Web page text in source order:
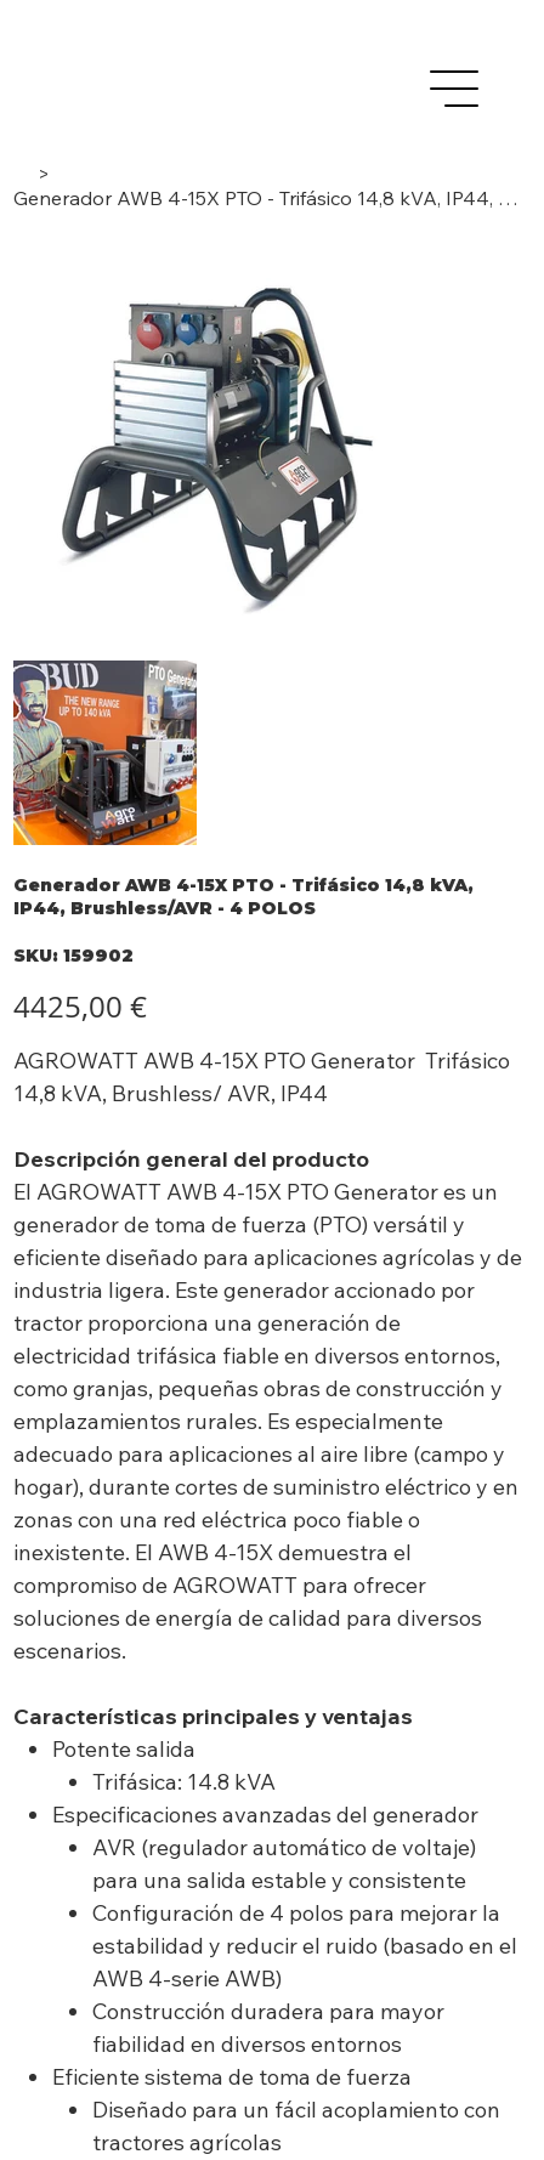
>
Generador AWB 4-15X PTO - Trifásico 14,8 kVA, IP44, Brushless/AVR - 4 POLOS
Generador AWB 4-15X PTO - Trifásico 14,8 kVA,
IP44, Brushless/AVR - 4 POLOS
SKU: SKU
159902
159902
4425,00 €
AGROWATT AWB 4-15X PTO Generator Trifásico
14,8 kVA, Brushless/ AVR, IP44
Descripción general del producto
El AGROWATT AWB 4-15X PTO Generator es un
generador de toma de fuerza (PTO) versátil y
eficiente diseñado para aplicaciones agrícolas y de
industria ligera. Este generador accionado por
tractor proporciona una generación de
electricidad trifásica fiable en diversos entornos,
como granjas, pequeñas obras de construcción y
emplazamientos rurales. Es especialmente
adecuado para aplicaciones al aire libre (campo y
hogar), durante cortes de suministro eléctrico y en
zonas con una red eléctrica poco fiable o
inexistente. El AWB 4-15X demuestra el
compromiso de AGROWATT para ofrecer
soluciones de energía de calidad para diversos
escenarios.
Características principales y ventajas
Potente salida
Trifásica: 14.8 kVA
Especificaciones avanzadas del generador
AVR (regulador automático de voltaje)
para una salida estable y consistente
Configuración de 4 polos para mejorar la
estabilidad y reducir el ruido (basado en el
AWB 4-serie AWB)
Construcción duradera para mayor
fiabilidad en diversos entornos
Eficiente sistema de toma de fuerza
Diseñado para un fácil acoplamiento con
tractores agrícolas